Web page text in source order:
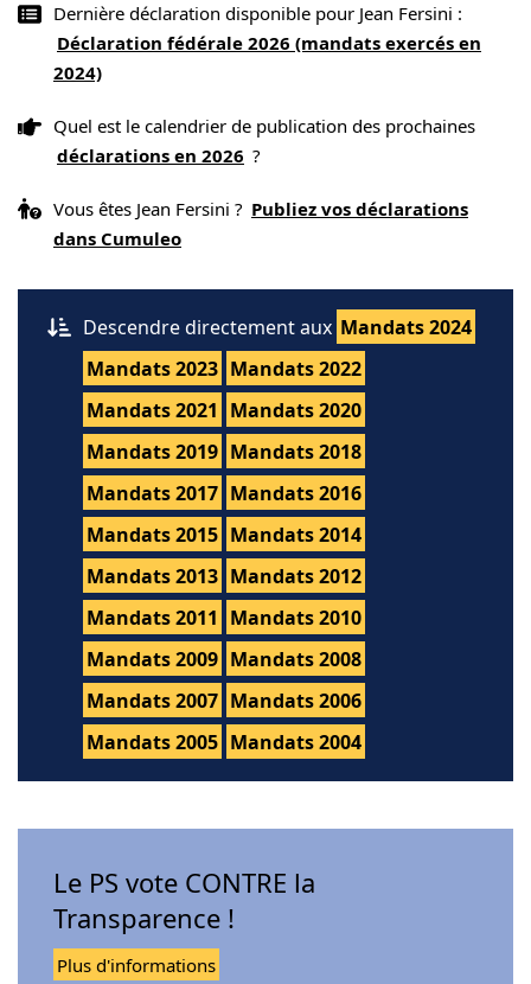
Dernière déclaration disponible pour Jean Fersini :
Déclaration fédérale 2026 (mandats exercés en
2024)
Quel est le calendrier de publication des prochaines
déclarations en 2026 ?
Vous êtes Jean Fersini ? Publiez vos déclarations
dans Cumuleo
Descendre directement aux Mandats 2024
Mandats 2023 Mandats 2022
Mandats 2021 Mandats 2020
Mandats 2019 Mandats 2018
Mandats 2017 Mandats 2016
Mandats 2015 Mandats 2014
Mandats 2013 Mandats 2012
Mandats 2011 Mandats 2010
Mandats 2009 Mandats 2008
Mandats 2007 Mandats 2006
Mandats 2005 Mandats 2004
Le PS vote CONTRE la
Transparence !
Plus d'informations